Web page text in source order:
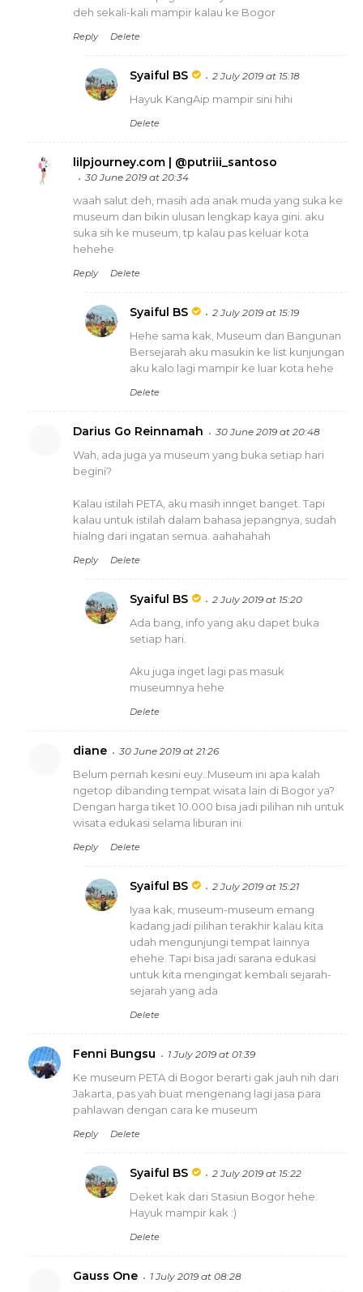
deh sekali-kali mampir kalau ke Bogor
Reply Delete
Syaiful BS 2 July 2019 at 15:18
Hayuk KangAip mampir sini hihi
Delete
lilpjourney.com | @putriii_santoso
30 June 2019 at 20:34
waah salut deh, masih ada anak muda yang suka ke
museum dan bikin ulusan lengkap kaya gini. aku
suka sih ke museum, tp kalau pas keluar kota
hehehe
Reply Delete
Syaiful BS 2 July 2019 at 15:19
Hehe sama kak, Museum dan Bangunan
Bersejarah aku masukin ke list kunjungan
aku kalo lagi mampir ke luar kota hehe
Delete
Darius Go Reinnamah 30 June 2019 at 20:48
Wah, ada juga ya museum yang buka setiap hari
begini?
Kalau istilah PETA, aku masih innget banget. Tapi
kalau untuk istilah dalam bahasa jepangnya, sudah
hialng dari ingatan semua. aahahahah
Reply Delete
Syaiful BS 2 July 2019 at 15:20
Ada bang, info yang aku dapet buka
setiap hari.
Aku juga inget lagi pas masuk
museumnya hehe
Delete
diane 30 June 2019 at 21:26
Belum pernah kesini euy..Museum ini apa kalah
ngetop dibanding tempat wisata lain di Bogor ya?
Dengan harga tiket 10.000 bisa jadi pilihan nih untuk
wisata edukasi selama liburan ini.
Reply Delete
Syaiful BS 2 July 2019 at 15:21
Iyaa kak, museum-museum emang
kadang jadi pilihan terakhir kalau kita
udah mengunjungi tempat lainnya
ehehe. Tapi bisa jadi sarana edukasi
untuk kita mengingat kembali sejarah-
sejarah yang ada
Delete
Fenni Bungsu 1 July 2019 at 01:39
Ke museum PETA di Bogor berarti gak jauh nih dari
Jakarta, pas yah buat mengenang lagi jasa para
pahlawan dengan cara ke museum
Reply Delete
Syaiful BS 2 July 2019 at 15:22
Deket kak dari Stasiun Bogor hehe.
Hayuk mampir kak :)
Delete
Gauss One 1 July 2019 at 08:28